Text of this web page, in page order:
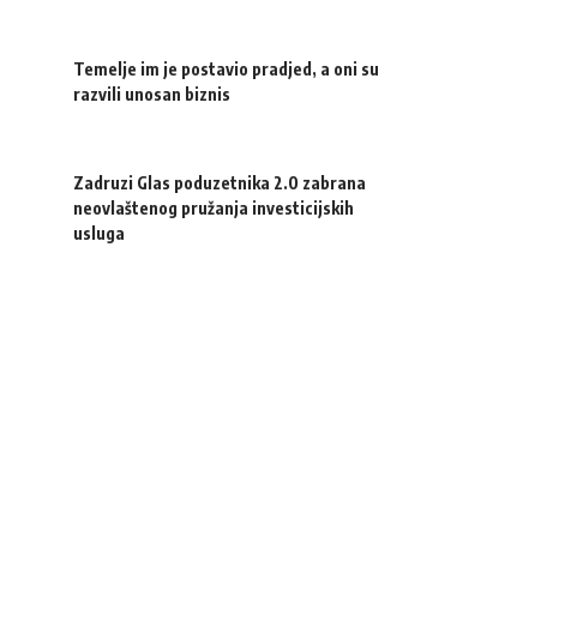
Temelje im je postavio pradjed, a oni su
razvili unosan biznis
Zadruzi Glas poduzetnika 2.0 zabrana
neovlaštenog pružanja investicijskih
usluga